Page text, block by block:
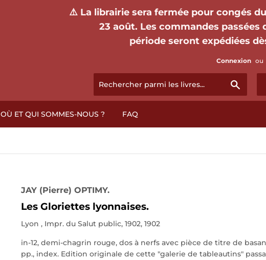
⚠️ La librairie sera fermée pour congés
23 août. Les commandes passées
période seront expédiées
Connexion ou
OÙ ET QUI SOMMES-NOUS ? FAQ
JAY (Pierre) OPTIMY.
Les Gloriettes lyonnaises.
Lyon , Impr. du Salut public, 1902, 1902
in-12, demi-chagrin rouge, dos à nerfs avec pièce de titre de
pp., index. Edition originale de cette "galerie de tableautins"